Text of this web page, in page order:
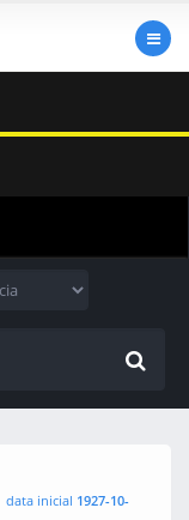
data inicial 1927-10-